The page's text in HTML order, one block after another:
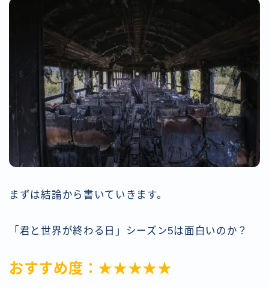
まずは結論から書いていきます。
「君と世界が終わる日」シーズン5は面白いのか？
おすすめ度：★★★★★